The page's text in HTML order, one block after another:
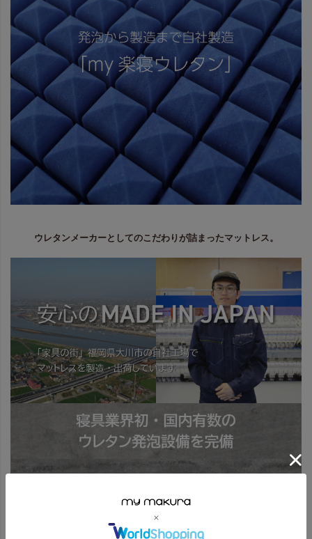
ウレタンメーカーとしてのこだわりが詰まったマットレス。